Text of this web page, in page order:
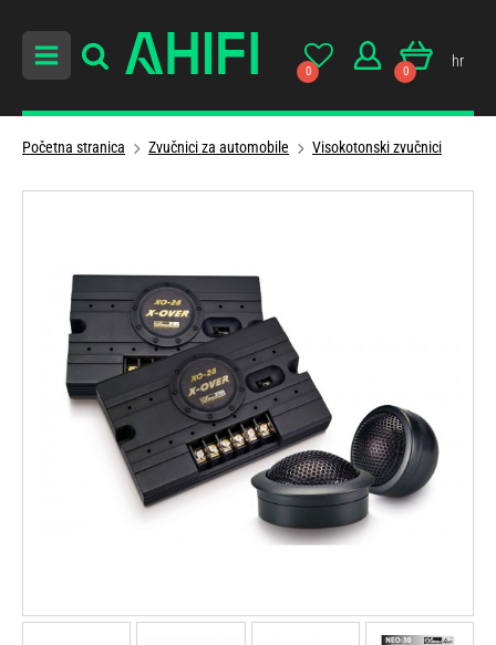
0 0
hr
Početna stranica Zvučnici za automobile Visokotonski zvučnici